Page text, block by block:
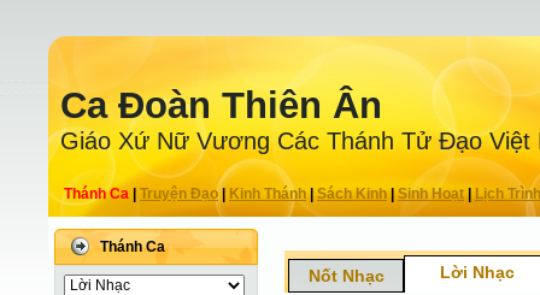
Ca Ðoàn Thiên Ân
Giáo Xứ Nữ Vương Các Thánh Tử Ðạo Việt
Thánh Ca Truyện Ðạo| Kinh Thánh Sách Kinh|Sinh Hoạt| Lịch Trình
Thánh Ca
Nốt Nhạc Lời Nhạc